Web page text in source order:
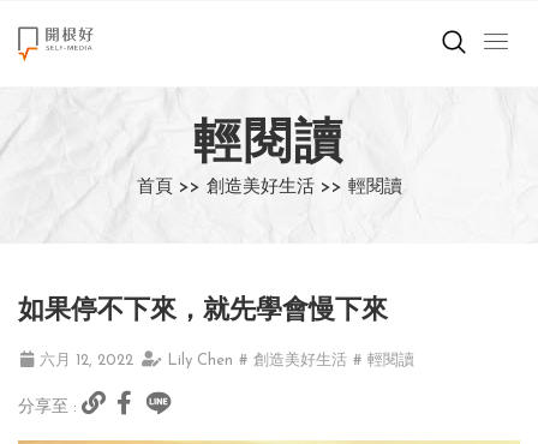
來點正能量
世界在想什麼
創造美好生活
影片專區
輕閱讀
首頁 >> 創造美好生活 >> 輕閱讀
如果停不下來，就先學會慢下來
六月 12, 2022 Lily Chen # 創造美好生活 # 輕閱讀
分享至 :